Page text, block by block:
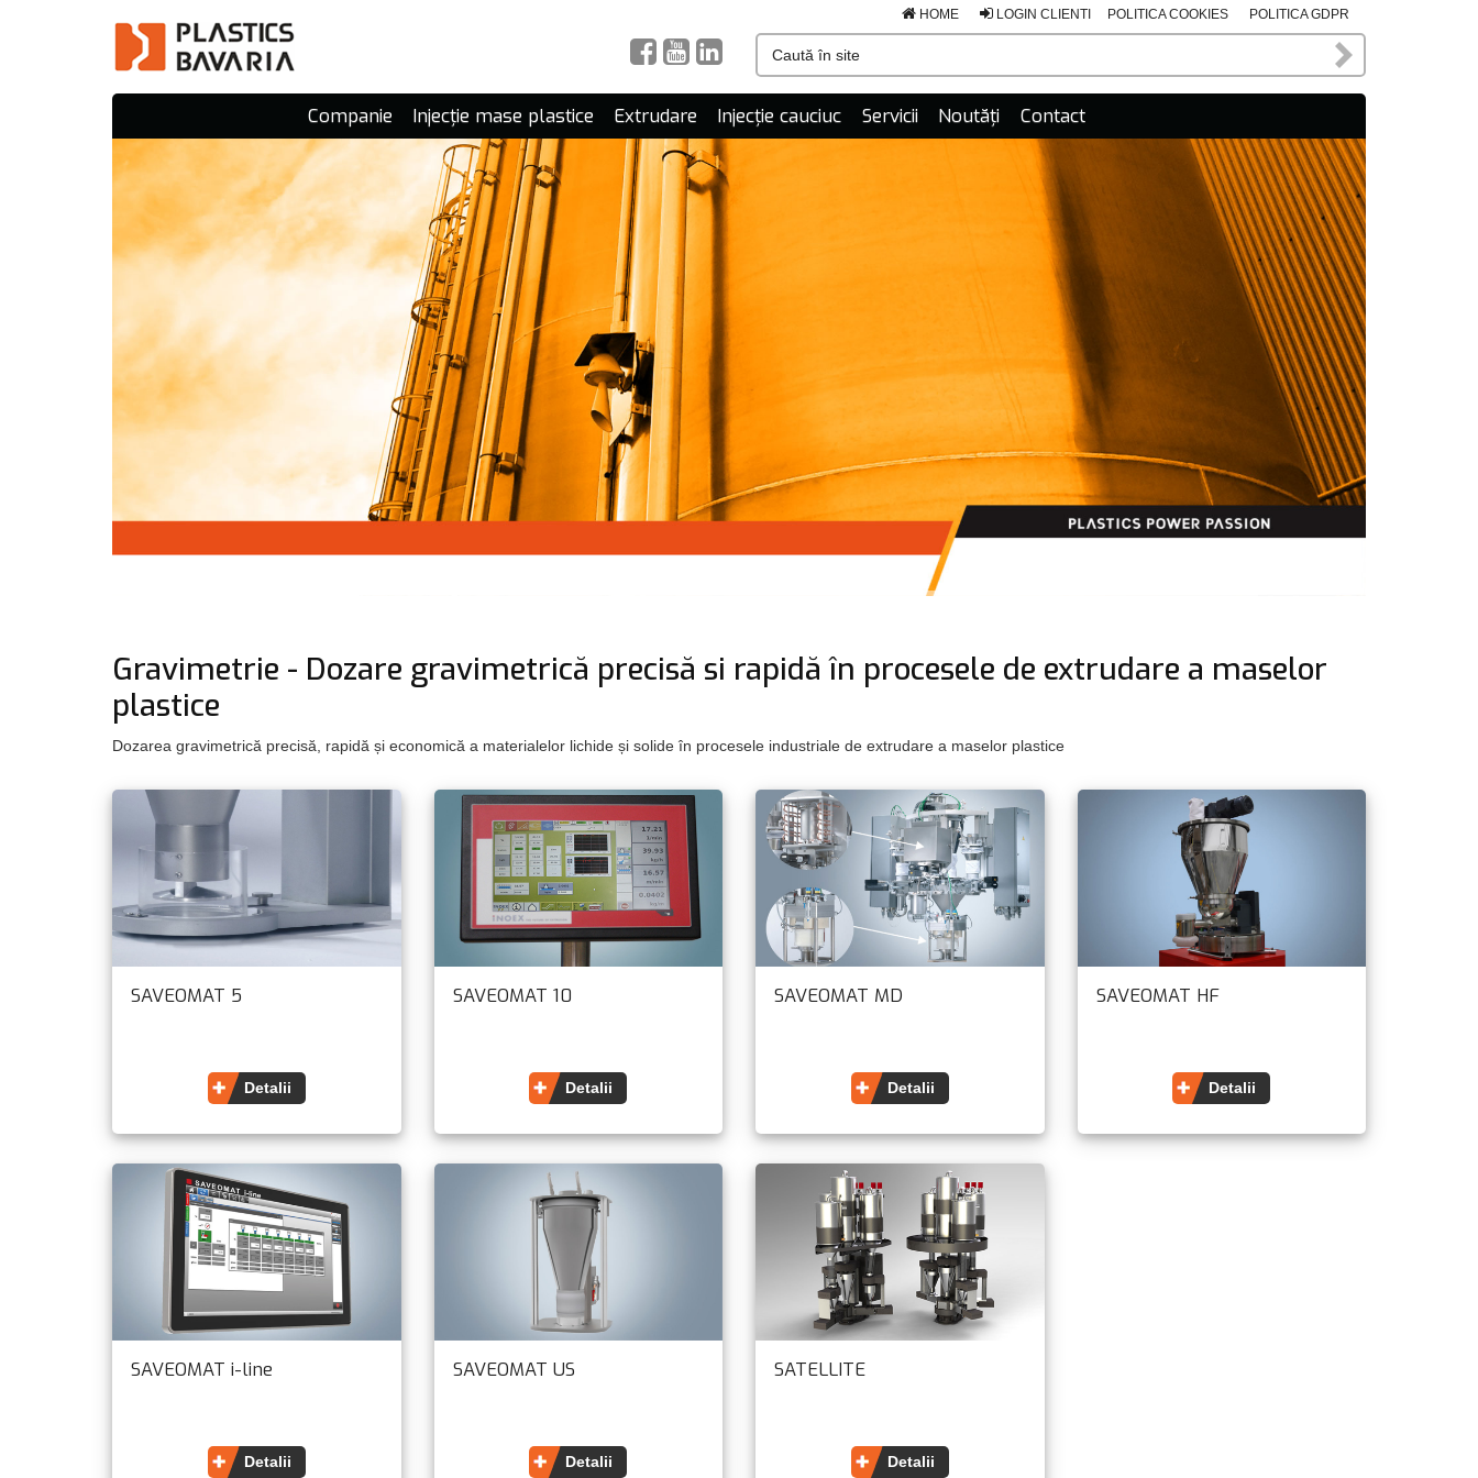
HOME LOGIN CLIENTI POLITICA COOKIES POLITICA GDPR
Companie Injecție mase plastice Extrudare Injecție cauciuc Servicii Noutăți Contact
Gravimetrie - Dozare gravimetrică precisă si rapidă în procesele de extrudare a maselor
plastice
Dozarea gravimetrică precisă, rapidă și economică a materialelor lichide și solide în procesele industriale de extrudare a maselor plastice
SAVEOMAT 5
Detalii
SAVEOMAT 10
Detalii
SAVEOMAT MD
Detalii
SAVEOMAT HF
Detalii
SAVEOMAT i-line
Detalii
SAVEOMAT US
Detalii
SATELLITE
Detalii